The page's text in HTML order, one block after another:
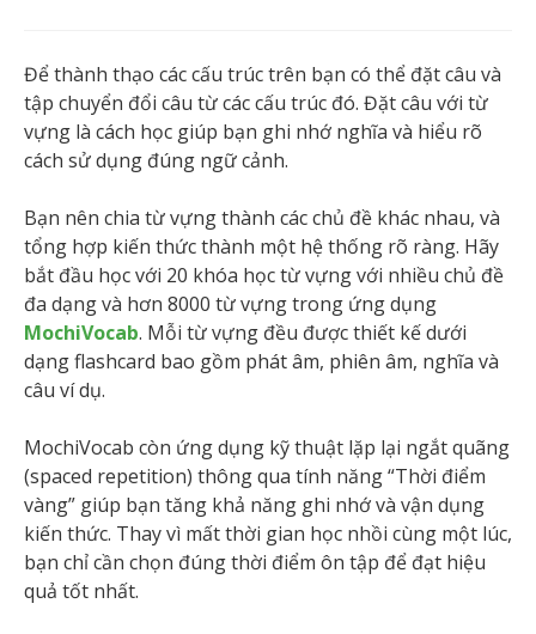
Để thành thạo các cấu trúc trên bạn có thể đặt câu và
tập chuyển đổi câu từ các cấu trúc đó. Đặt câu với từ
vựng là cách học giúp bạn ghi nhớ nghĩa và hiểu rõ
cách sử dụng đúng ngữ cảnh.
Bạn nên chia từ vựng thành các chủ đề khác nhau, và
tổng hợp kiến thức thành một hệ thống rõ ràng. Hãy
bắt đầu học với 20 khóa học từ vựng với nhiều chủ đề
đa dạng và hơn 8000 từ vựng trong ứng dụng
MochiVocab. Mỗi từ vựng đều được thiết kế dưới
dạng flashcard bao gồm phát âm, phiên âm, nghĩa và
câu ví dụ.
MochiVocab còn ứng dụng kỹ thuật lặp lại ngắt quãng
(spaced repetition) thông qua tính năng “Thời điểm
vàng” giúp bạn tăng khả năng ghi nhớ và vận dụng
kiến thức. Thay vì mất thời gian học nhồi cùng một lúc,
bạn chỉ cần chọn đúng thời điểm ôn tập để đạt hiệu
quả tốt nhất.